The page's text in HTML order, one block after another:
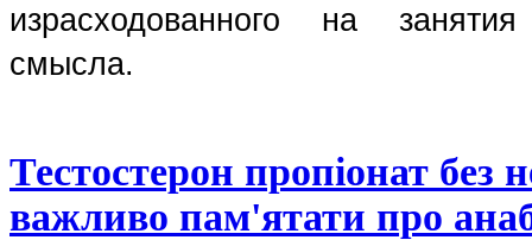
израсходованного на
смысла.
Тестостерон пропіонат без
важливо пам'ятати про